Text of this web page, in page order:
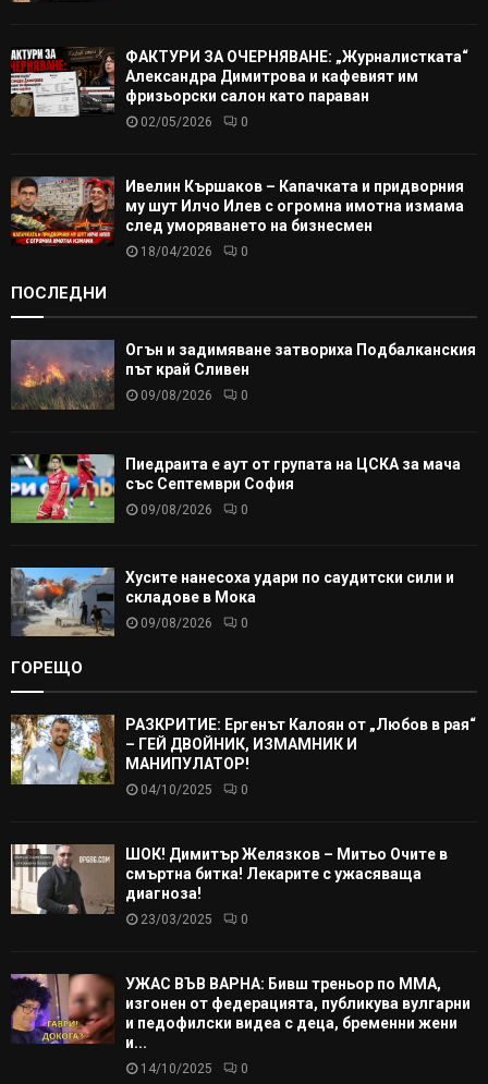
ФАКТУРИ ЗА ОЧЕРНЯВАНЕ: „Журналистката“
Александра Димитрова и кафевият им
фризьорски салон като параван
02/05/2026 0
Ивелин Кършаков – Капачката и придворния
му шут Илчо Илев с огромна имотна измама
след уморяването на бизнесмен
18/04/2026 0
ПОСЛЕДНИ
Огън и задимяване затвориха Подбалканския
път край Сливен
09/08/2026 0
Пиедраита е аут от групата на ЦСКА за мача
със Септември София
09/08/2026 0
Хусите нанесоха удари по саудитски сили и
складове в Мока
09/08/2026 0
ГОРЕЩО
РАЗКРИТИЕ: Ергенът Калоян от „Любов в рая“
– ГЕЙ ДВОЙНИК, ИЗМАМНИК И
МАНИПУЛАТОР!
04/10/2025 0
ШОК! Димитър Желязков – Митьо Очите в
смъртна битка! Лекарите с ужасяваща
диагноза!
23/03/2025 0
УЖАС ВЪВ ВАРНА: Бивш треньор по ММА,
изгонен от федерацията, публикува вулгарни
и педофилски видеа с деца, бременни жени
и...
14/10/2025 0